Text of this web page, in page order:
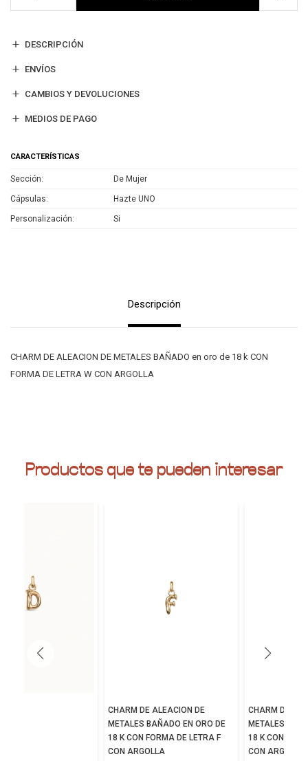
DESCRIPCIÓN
ENVÍOS
CAMBIOS Y DEVOLUCIONES
MEDIOS DE PAGO
CARACTERÍSTICAS
Sección De Mujer
Cápsulas Hazte UNO
Personalización Si
Descripción
CHARM DE ALEACION DE METALES BAÑADO en oro de 18 k CON
FORMA DE LETRA W CON ARGOLLA
Productos que te pueden interesar
CHARM DE ALEACION DE
METALES BAÑADO EN ORO DE
18 K CON FORMA DE LETRA F
CON ARGOLLA
CHARM DE
METALES
18 K CON
CON ARGOLLA